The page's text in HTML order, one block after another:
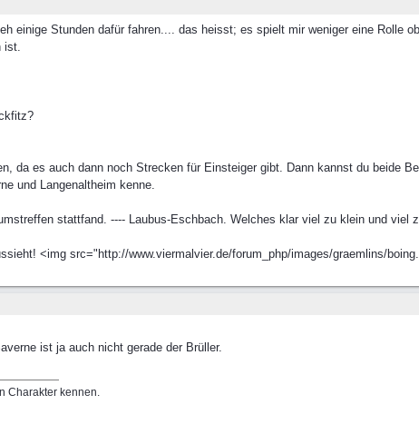
einige Stunden dafür fahren.... das heisst; es spielt mir weniger eine Rolle
ist.
da es auch dann noch Strecken für Einsteiger gibt. Dann kannst du beide
und Langenaltheim kenne.
stattfand. ---- Laubus-Eschbach. Welches klar viel zu klein und viel
<img src="http://www.viermalvier.de/forum_php/images/graemlins/
ist ja auch nicht gerade der Brüller.
Charakter kennen.